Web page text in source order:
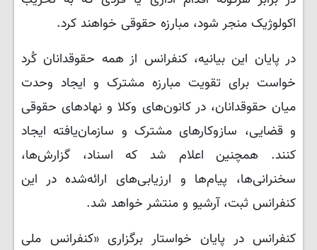
اکولوژیک منجر شود، مبارزه حقوقی خواهند کرد.
در پایان این بیانیه، کنفرانس از همه حقوقدانان کُرد
خواست برای تقویت مبارزه مشترک و ایجاد وحدت
میان حقوقدانان، در کانون‌های وکلا و نهادهای حقوقی
و قضایی، سازوکارهای مشترک و سازمان‌یافته ایجاد
کنند. همچنین اعلام شد که اسناد، گزارش‌ها،
سخنرانی‌ها، پیام‌ها و ارزیابی‌های ارائه‌شده در این
کنفرانس ثبت، آرشیو و منتشر خواهد شد.
کنفرانس در پایان خواستار برگزاری «کنفرانس ملی